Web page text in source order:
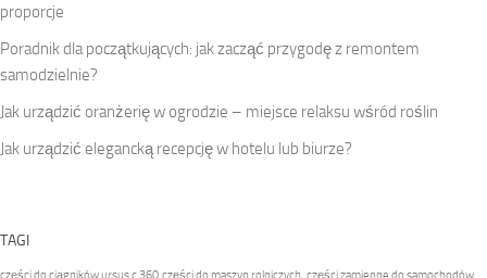
proporcje
Poradnik dla początkujących: jak zacząć przygodę z remontem
samodzielnie?
Jak urządzić oranżerię w ogrodzie – miejsce relaksu wśród roślin
Jak urządzić elegancką recepcję w hotelu lub biurze?
TAGI
części do ciągników ursus c 360 części do maszyn rolniczych. części zamienne do samochodów